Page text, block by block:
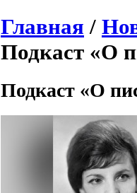
Главная /
Подкаст «О
Подкаст «О